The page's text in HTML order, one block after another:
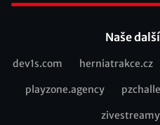
Naše
Recommended
dev1s.com herniatrakce.cz
playzone.agency